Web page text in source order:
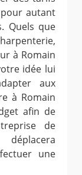
autant
Quels que
à Romain
idée lui
aux
à Romain
afin de
de
une